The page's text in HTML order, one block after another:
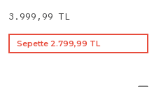
3.999,99 TL
Sepette 2.799,99 TL